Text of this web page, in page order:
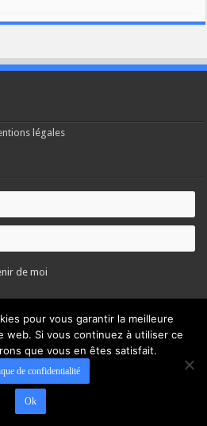
légales
de moi
pour vous garantir la meilleure
web. Si vous continuez à utiliser ce
que vous en êtes satisfait.
de confidentialité
Ok